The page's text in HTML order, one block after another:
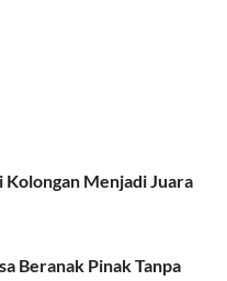
Menjadi Juara
Beranak Pinak Tanpa